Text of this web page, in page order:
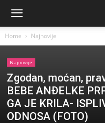
Home Najnovije
Najnovije
Zgodan, moćan,
BEBE ANĐELKE
GA JE KRILA-
ODNOSA (FOTO)